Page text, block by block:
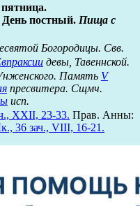
пятница.
постный. Пища с
Богородицы. Свв.
девы, Тавеннской.
Память V
пресвитера. Сщмч.
исп.
XXII, 23-33. Прав. Анны:
36 зач., VIII, 16-21.